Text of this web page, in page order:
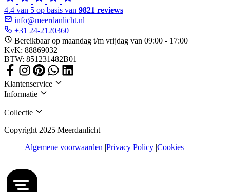
4.4 van 5 op basis van 9821 reviews
info@meerdanlicht.nl
+31 24-2120360
Bereikbaar op maandag t/m vrijdag van 09:00 - 17:00
KvK: 88869032
BTW: 851231482B01
Klantenservice
Informatie
Collectie
Copyright 2025 Meerdanlicht |
Algemene voorwaarden Privacy Policy Cookies